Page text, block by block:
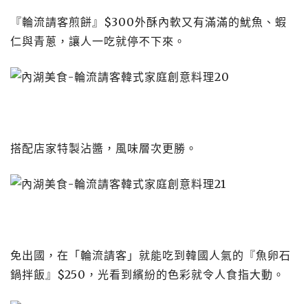
『輪流請客煎餅』$300外酥內軟又有滿滿的魷魚、蝦
仁與青蔥，讓人一吃就停不下來。
搭配店家特製沾醬，風味層次更勝。
免出國，在「輪流請客」就能吃到韓國人氣的『魚卵石
鍋拌飯』$250，光看到繽紛的色彩就令人食指大動。